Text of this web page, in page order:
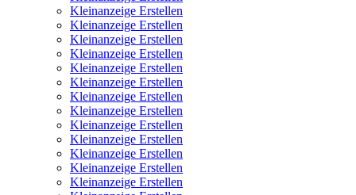
Kleinanzeige Erstellen
Kleinanzeige Erstellen
Kleinanzeige Erstellen
Kleinanzeige Erstellen
Kleinanzeige Erstellen
Kleinanzeige Erstellen
Kleinanzeige Erstellen
Kleinanzeige Erstellen
Kleinanzeige Erstellen
Kleinanzeige Erstellen
Kleinanzeige Erstellen
Kleinanzeige Erstellen
Kleinanzeige Erstellen